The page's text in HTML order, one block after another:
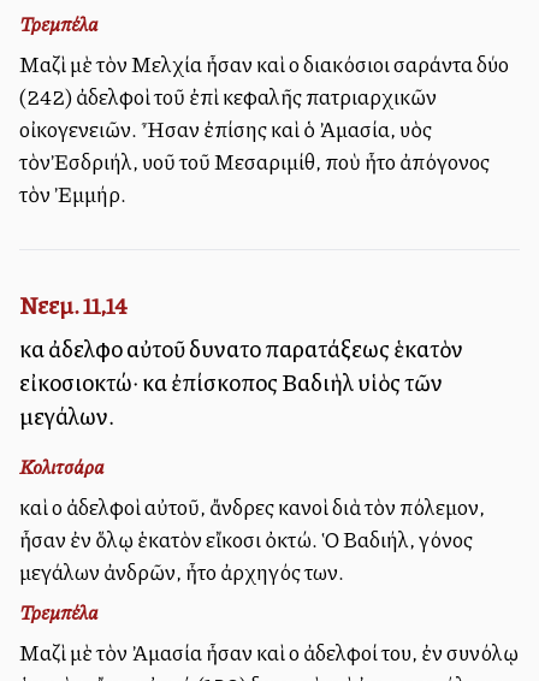
Τρεμπέλα
Μαζὶ μὲ τὸν Μελχία ἦσαν καὶ οἱ διακόσιοι σαράντα δύο
(242) ἀδελφοὶ τοῦ ἐπὶ κεφαλῆς πατριαρχικῶν
οἰκογενειῶν. Ἦσαν ἐπίσης καὶ ὁ Ἀμασία, υἱὸς
τὸνἘσδριήλ, υἱοῦ τοῦ Μεσαριμίθ, ποὺ ἦτο ἀπόγονος
τὸν Ἐμμήρ.
Νεεμ. 11,14
καὶ ἀδελφοὶ αὐτοῦ δυνατοὶ παρατάξεως ἑκατὸν
εἰκοσιοκτώ· καὶ ἐπίσκοπος Βαδιὴλ υἱὸς τῶν
μεγάλων.
Κολιτσάρα
καὶ οἱ ἀδελφοὶ αὐτοῦ, ἄνδρες ἱκανοὶ διὰ τὸν πόλεμον,
ἦσαν ἐν ὅλῳ ἑκατὸν εἴκοσι ὀκτώ. Ὁ Βαδιήλ, γόνος
μεγάλων ἀνδρῶν, ἦτο ἀρχηγός των.
Τρεμπέλα
Μαζὶ μὲ τὸν Ἀμασία ἦσαν καὶ οἱ ἀδελφοί του, ἐν συνόλῳ